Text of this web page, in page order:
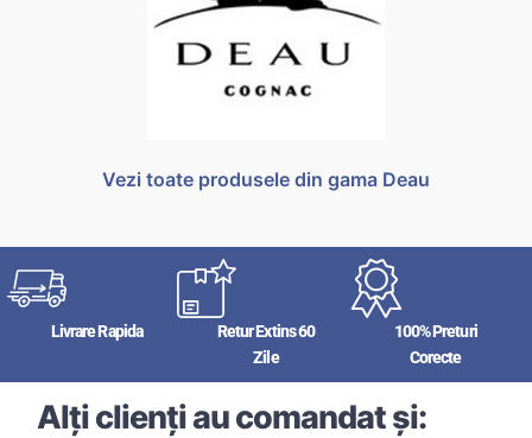
Vezi toate produsele din gama Deau
Livrare Rapida
Retur Extins 60
Zile
100% Preturi
Corecte
Alți clienți au comandat și: